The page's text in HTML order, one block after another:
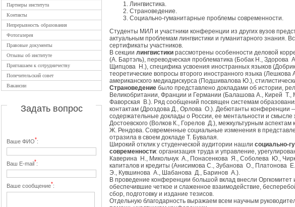
Партнеры института
Контакты
Непрерывность образования
Фотогалерея
Правовые документы
Отзывы об институте
Приглашаем к сотрудничеству
Попечительский совет
Вакансии
Задать вопрос
Ваше ФИО*:
Ваш E-mail*:
Ваше сообщение*:
Лингвистика.
Страноведение.
Социально-гуманитарные проблемы современности.
Студенты МИЛ и участники конференции из других вузов
актуальным проблемам лингвистики и гуманитарного знания.
сертификаты участников.
В секции лингвистики рассмотрены особенности деловой
(А. Бартэль), переводческая проблематика (Бобак Н.,
Щипцова Н.), специфика усвоения иностранных языков
теоретические вопросы второго иностранного языка
американского медиадискурса (Подшивалова Ю.),
Страноведение было представлено докладами об истории,
Великобритании, Франции и Германии (Балашова А., Кирей
Фаворская В.). Ряд сообщений посвящен системам
контактам (Дроздова Д., Орлова О.). Дебютанты конференции
содержательные доклады о России, ее ментальности и
Достоевского (Волков К., Горелов Д.), межкультурным аспектам
Ж. Рендова. Современные социальные изменения в
отразила в своем докладе Т. Бувалая.
Широкий отклик у студенческой аудитории нашли социально-
современности: организация труда и управление,
Каверина Н., Микольчук А., Понасенкова Я., Соболева Ю.,
капиталов и кредиты (Анисимова С., Зубанова О., Платонова
Э., Кувшинова А., Шабанова Д., Баринов А.).
В проведение конференции большой вклад внесли Оргкомитет
обеспечившие четкое и слаженное взаимодействие,
сбор, подготовку и издание тезисов.
Отдельную благодарность выражаем всем научным